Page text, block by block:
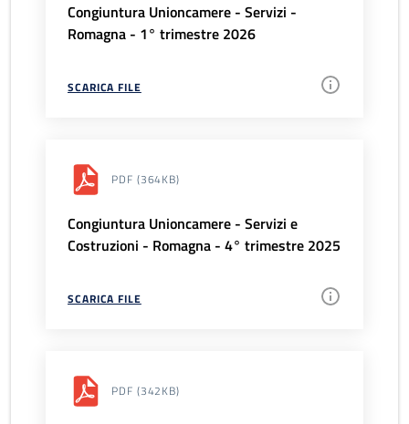
Congiuntura Unioncamere - Servizi -
Romagna - 1° trimestre 2026
SCARICA FILE
PDF (364KB)
Congiuntura Unioncamere - Servizi e
Costruzioni - Romagna - 4° trimestre 2025
SCARICA FILE
PDF (342KB)